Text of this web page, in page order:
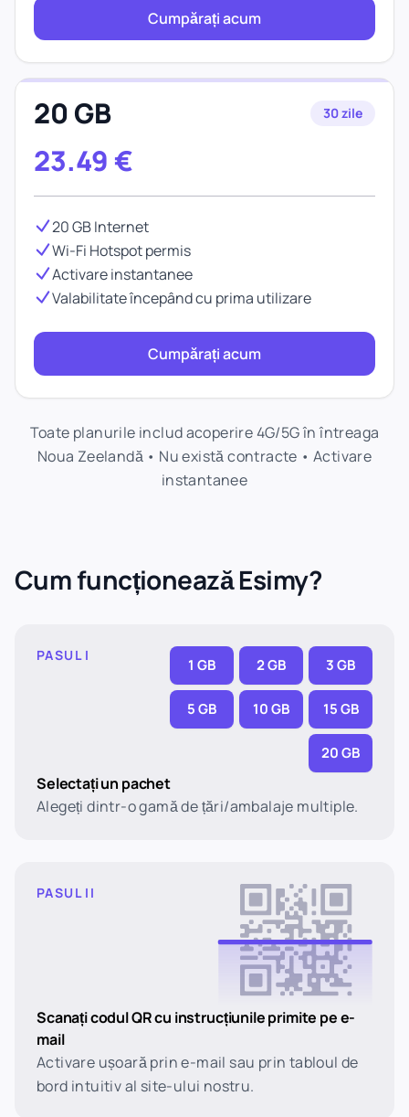
Cumpărați acum
20 GB 30 zile
23.49 €
20 GB Internet
Wi-Fi Hotspot permis
Activare instantanee
Valabilitate începând cu prima utilizare
Cumpărați acum
Toate planurile includ acoperire 4G/5G în întreaga
Noua Zeelandă • Nu există contracte • Activare
instantanee
Cum funcționează Esimy?
PASUL I
1 GB 2 GB 3 GB
5 GB 10 GB 15 GB
20 GB
Selectați un pachet
Alegeți dintr-o gamă de țări/ambalaje multiple.
PASUL II
Scanați codul QR cu instrucțiunile primite pe e-
mail
Activare ușoară prin e-mail sau prin tabloul de
bord intuitiv al site-ului nostru.